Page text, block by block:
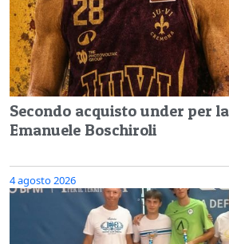
Secondo acquisto under per
Emanuele Boschiroli
4 agosto 2026